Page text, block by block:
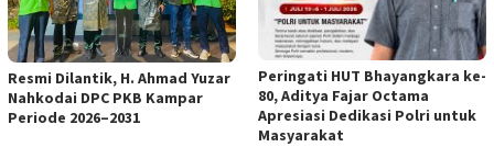
Resmi Dilantik, H. Ahmad Yuzar
Nahkodai DPC PKB Kampar
Periode 2026–2031
Peringati HUT Bhayangkara ke-
80, Aditya Fajar Octama
Apresiasi Dedikasi Polri untuk
Masyarakat